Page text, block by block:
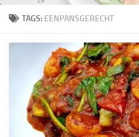
TAGS: EENPANSGERECHT